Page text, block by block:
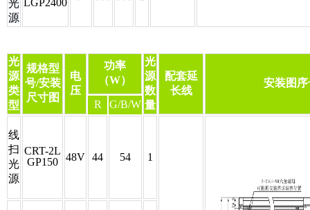
光
源
光
源
类
型
规格型
号/安装
尺寸图
电
压
功率
（W）
光
源
数
量
配套延
长线
安装图序
R
G/B/W
线
扫
光
源
CRT-2L
GP150
48V 44 54 1